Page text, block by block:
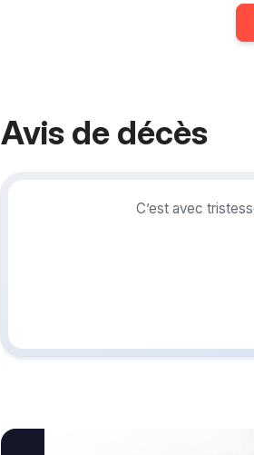
Avis de décès
C’est avec